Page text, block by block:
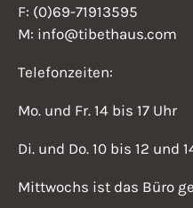
F: (0)69-71913595
M: info@tibethaus.com
Telefonzeiten:
Mo. und Fr. 14 bis 17 Uhr
Di. und Do. 10 bis 12 und
Mittwochs ist das Büro